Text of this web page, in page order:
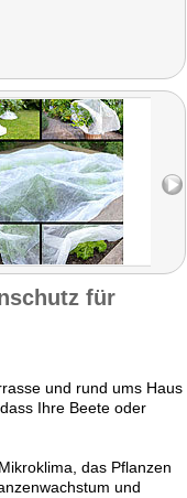
für
und rund ums Haus
Ihre Beete oder
das Pflanzen
und